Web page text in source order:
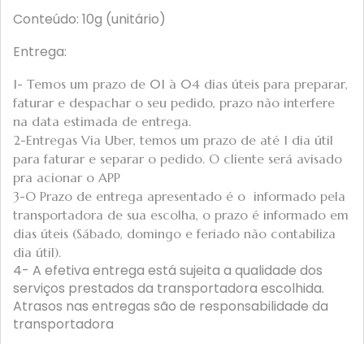
Conteúdo: 10g (unitário)
Entrega:
1- Temos um prazo de 01 à 04 dias úteis para preparar,
faturar e despachar o seu pedido, prazo não interfere
na data estimada de entrega.
2-Entregas Via Uber, temos um prazo de até 1 dia útil
para faturar e separar o pedido. O cliente será avisado
pra acionar o APP
3-O Prazo de entrega apresentado é o informado pela
transportadora de sua escolha, o prazo é informado em
dias úteis (Sábado, domingo e feriado não contabiliza
dia útil).
4- A efetiva entrega está sujeita a qualidade dos
serviços prestados da transportadora escolhida.
Atrasos nas entregas são de responsabilidade da
transportadora